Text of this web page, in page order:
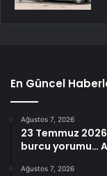
En Güncel
Ağustos 7, 2026
23 Temmuz
burcu yorumu…
Ağustos 7, 2026